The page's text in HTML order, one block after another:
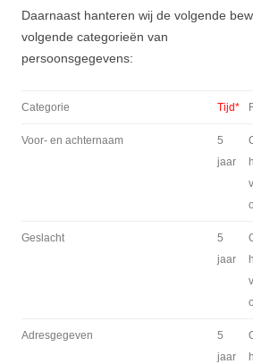
Daarnaast hanteren wij de volgende
volgende categorieën van
persoonsgegevens:
Categorie Tijd*
Voor- en achternaam
5
jaar
Geslacht
5
jaar
Adresgegeven
5
jaar